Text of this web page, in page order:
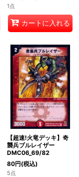
1点
カートに入れる
【超速!火竜デッキ】奇
襲兵ブルレイザー
DMC06_69/82
80円(税込)
5点